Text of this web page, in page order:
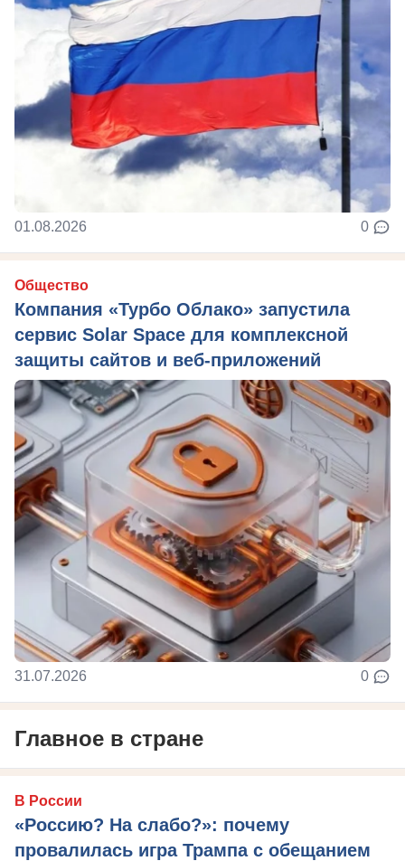
01.08.2026 0
Общество
Компания «Турбо Облако» запустила
сервис Solar Space для комплексной
защиты сайтов и веб-приложений
31.07.2026 0
Главное в стране
В России
«Россию? На слабо?»: почему
провалилась игра Трампа с обещанием